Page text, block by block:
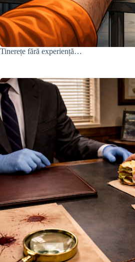
Tinerețe fără experiență…